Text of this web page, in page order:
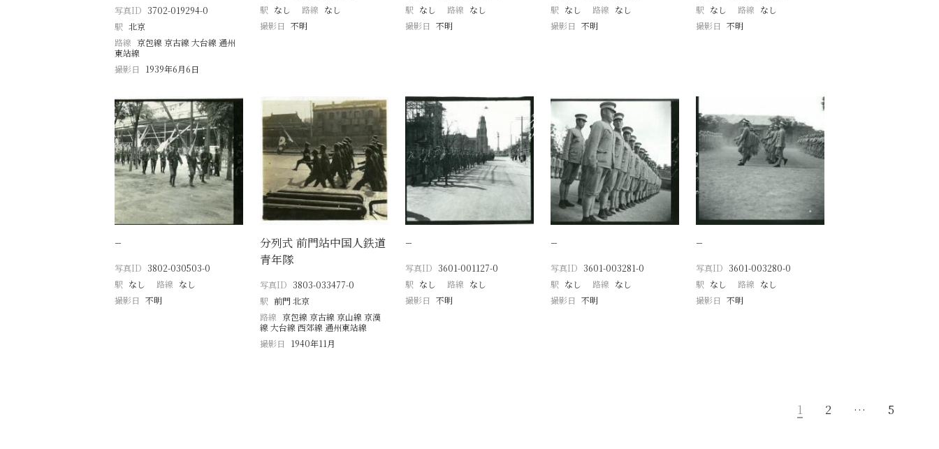
写真ID 3702-019294-0
駅 北京
路線 京包線 京古線 大台線 通州
東站線
撮影日
1939年6月6日
駅 なし 路線 なし
撮影日 不明
駅 なし 路線 なし
撮影日 不明
駅 なし 路線 なし
撮影日 不明
駅 なし 路線 なし
撮影日 不明
−
写真ID 3802-030503-0
駅 なし 路線 なし
撮影日 不明
分列式 前門站中国人鉄道
青年隊
写真ID 3803-033477-0
駅 前門 北京
路線 京包線 京古線 京山線 京漢
線 大台線 西郊線 通州東站線
撮影日
1940年11月
−
写真ID 3601-001127-0
駅 なし 路線 なし
撮影日 不明
−
写真ID 3601-003281-0
駅 なし 路線 なし
撮影日 不明
−
写真ID 3601-003280-0
駅 なし 路線 なし
撮影日 不明
1 2 … 5